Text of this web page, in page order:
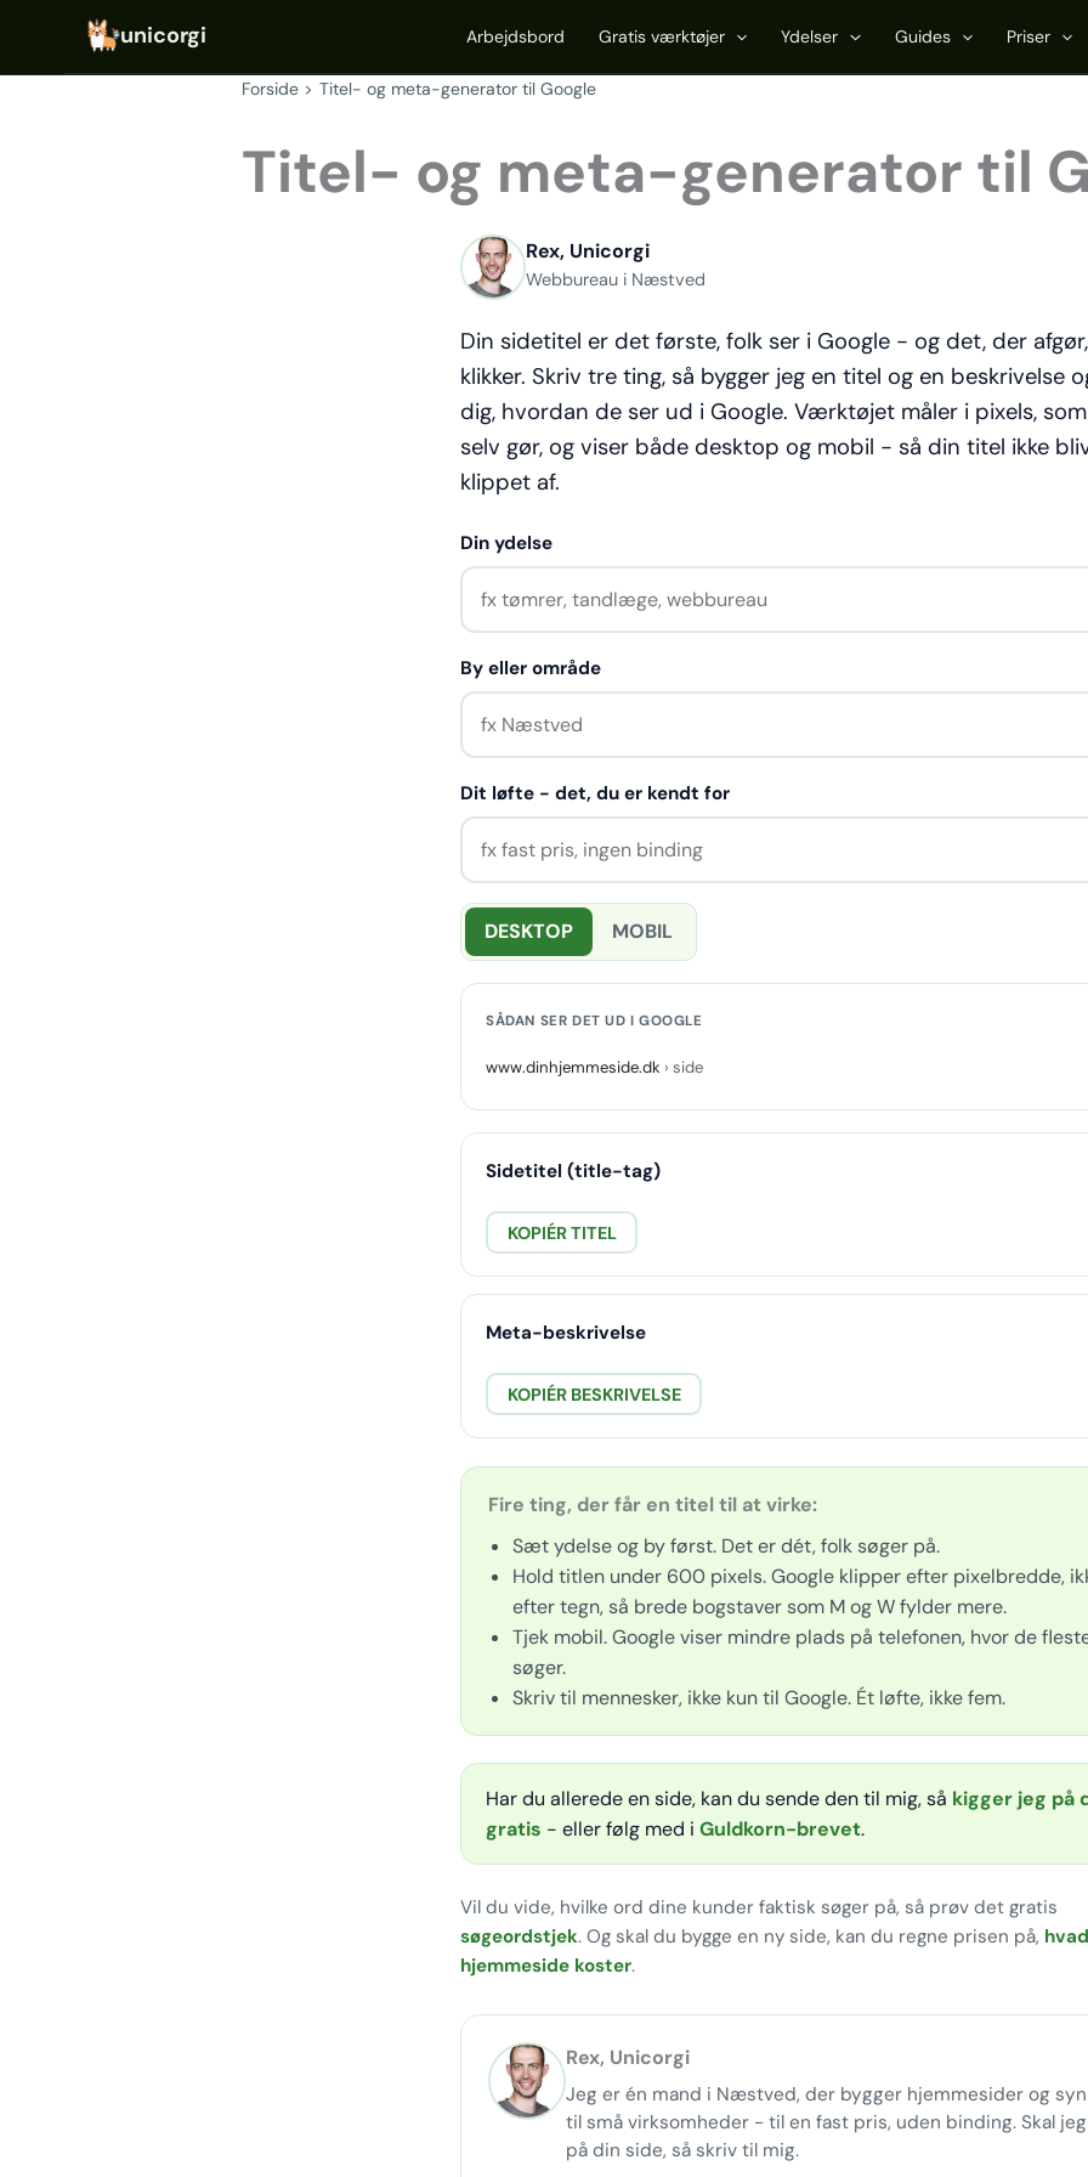
indholdet
Arbejdsbord Gratis værktøjer Ydelser Guides Priser
Forside Titel- og meta-generator til Google
Titel- og meta-generator til
Rex, Unicorgi
Webbureau i Næstved
Din sidetitel er det første, folk ser i Google - og det, der
klikker. Skriv tre ting, så bygger jeg en titel og en beskrivelse
dig, hvordan de ser ud i Google. Værktøjet måler i pixels,
selv gør, og viser både desktop og mobil - så din titel ikke
klippet af.
Din ydelse
By eller område
Dit løfte - det, du er kendt for
DESKTOP MOBIL
SÅDAN SER DET UD I GOOGLE
www.dinhjemmeside.dk › side
Sidetitel (title-tag)
KOPIÉR TITEL
Meta-beskrivelse
KOPIÉR BESKRIVELSE
Fire ting, der får en titel til at virke:
Sæt ydelse og by først. Det er dét, folk søger på.
Hold titlen under 600 pixels. Google klipper efter pixelbredde,
efter tegn, så brede bogstaver som M og W fylder mere.
Tjek mobil. Google viser mindre plads på telefonen, hvor de
søger.
Skriv til mennesker, ikke kun til Google. Ét løfte, ikke fem.
Har du allerede en side, kan du sende den til mig, så kigger jeg på
gratis - eller følg med iGuldkorn-brevet.
Vil du vide, hvilke ord dine kunder faktisk søger på, så prøv det gratis
søgeordstjek. Og skal du bygge en ny side, kan du regne prisen på,
hjemmeside koster.
Rex, Unicorgi
Jeg er én mand i Næstved, der bygger hjemmesider og
til små virksomheder - til en fast pris, uden binding. Skal
på din side, så skriv til mig.